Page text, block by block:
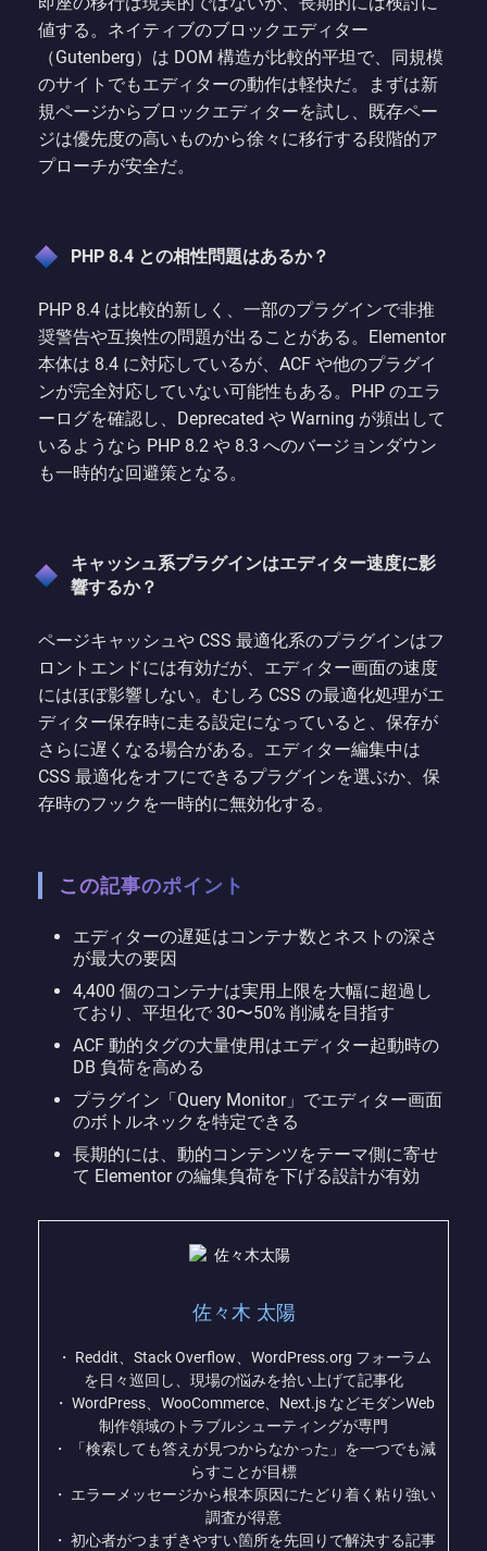
値する。ネイティブのブロックエディター
（Gutenberg）は DOM 構造が比較的平坦で、同規模
のサイトでもエディターの動作は軽快だ。まずは新
規ページからブロックエディターを試し、既存ペー
ジは優先度の高いものから徐々に移行する段階的ア
プローチが安全だ。
PHP 8.4 との相性問題はあるか？
PHP 8.4 は比較的新しく、一部のプラグインで非推
奨警告や互換性の問題が出ることがある。Elementor
本体は 8.4 に対応しているが、ACF や他のプラグイ
ンが完全対応していない可能性もある。PHP のエラ
ーログを確認し、Deprecated や Warning が頻出して
いるようなら PHP 8.2 や 8.3 へのバージョンダウン
も一時的な回避策となる。
キャッシュ系プラグインはエディター速度に影
響するか？
ページキャッシュや CSS 最適化系のプラグインはフ
ロントエンドには有効だが、エディター画面の速度
にはほぼ影響しない。むしろ CSS の最適化処理がエ
ディター保存時に走る設定になっていると、保存が
さらに遅くなる場合がある。エディター編集中は
CSS 最適化をオフにできるプラグインを選ぶか、保
存時のフックを一時的に無効化する。
この記事のポイント
エディターの遅延はコンテナ数とネストの深さ
が最大の要因
4,400 個のコンテナは実用上限を大幅に超過し
ており、平坦化で 30〜50% 削減を目指す
ACF 動的タグの大量使用はエディター起動時の
DB 負荷を高める
プラグイン「Query Monitor」でエディター画面
のボトルネックを特定できる
長期的には、動的コンテンツをテーマ側に寄せ
て Elementor の編集負荷を下げる設計が有効
佐々木 太陽
・ Reddit、Stack Overflow、WordPress.org フォーラム
を日々巡回し、現場の悩みを拾い上げて記事化
・ WordPress、WooCommerce、Next.js などモダンWeb
制作領域のトラブルシューティングが専門
・ 「検索しても答えが見つからなかった」を一つでも減
らすことが目標
・ エラーメッセージから根本原因にたどり着く粘り強い
調査が得意
・ 初心者がつまずきやすい箇所を先回りで解決する記事